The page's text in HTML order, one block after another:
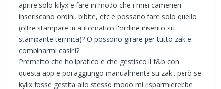
aprire solo kilyx e fare in modo che i miei camerieri
inseriscano ordini, bibite, etc e possano fare solo quello
(oltre stampare in automatico l'ordine inserito su
stampante termica)? O possono girare per tutto zak e
combinarmi casini?
Premetto che ho ipratico e che gestisco il f&b con
questa app e poi aggiungo manualmente su zak.. però se
kylix fosse gestita allo stesso modo mi risparmierebbe